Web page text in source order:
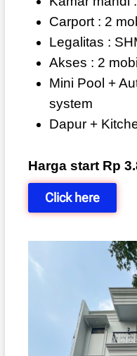
Carport : 2
Legalitas :
Akses : 2 mobil
Mini Pool +
system
Dapur +
Harga start Rp
Click here